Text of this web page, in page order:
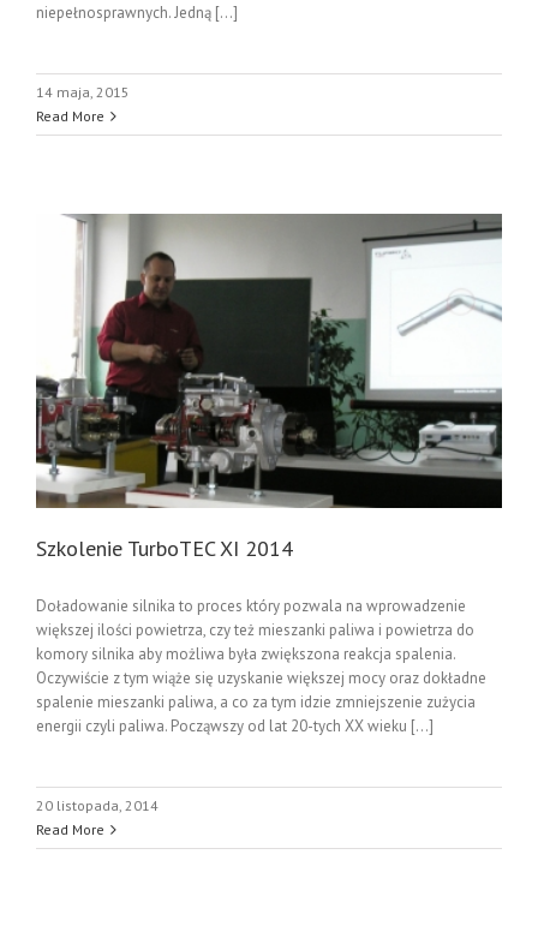
niepełnosprawnych. Jedną [...]
14 maja, 2015
Read More
Szkolenie TurboTEC XI 2014
Doładowanie silnika to proces który pozwala na wprowadzenie
większej ilości powietrza, czy też mieszanki paliwa i powietrza do
komory silnika aby możliwa była zwiększona reakcja spalenia.
Oczywiście z tym wiąże się uzyskanie większej mocy oraz dokładne
spalenie mieszanki paliwa, a co za tym idzie zmniejszenie zużycia
energii czyli paliwa. Począwszy od lat 20-tych XX wieku [...]
20 listopada, 2014
Read More